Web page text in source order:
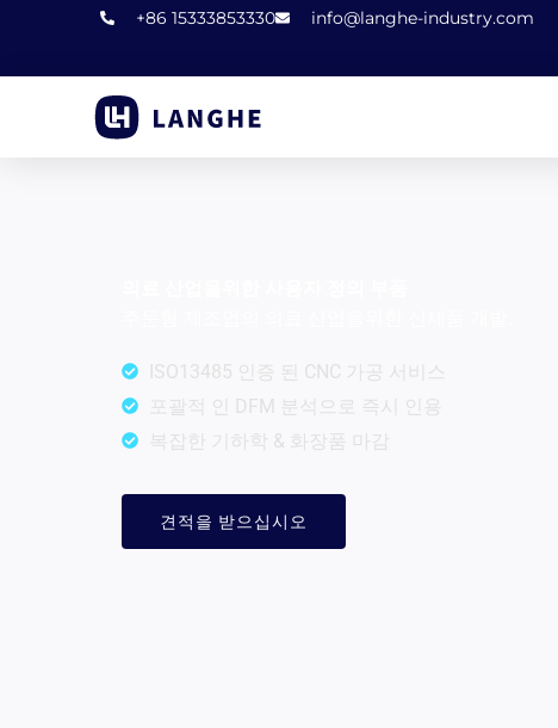
츠
+86 15333853330 info@langhe-industry.com
ISO13485 인증 된 CNC 가공 서비스
포괄적 인 DFM 분석으로 즉시 인용
복잡한 기하학 & 화장품 마감
견적을 받으십시오